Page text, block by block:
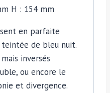
H : 154 mm
en parfaite
de bleu nuit.
inversés
ou encore le
et divergence.